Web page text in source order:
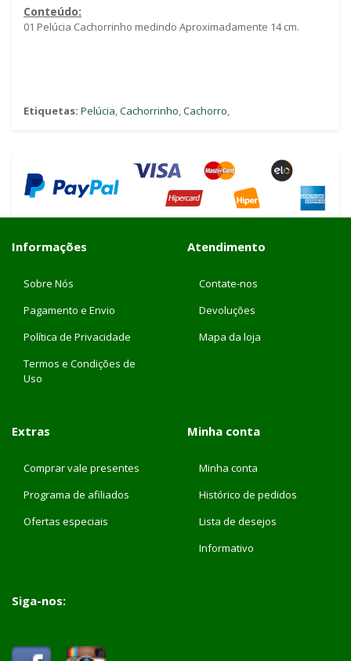
Conteúdo:
01 Pelúcia Cachorrinho medindo Aproximadamente 14 cm.
Etiquetas: Pelúcia,Cachorrinho,Cachorro,
Informações
Sobre Nós
Pagamento e Envio
Política de Privacidade
Termos e Condições de
Uso
Atendimento
Contate-nos
Devoluções
Mapa da loja
Extras
Comprar vale presentes
Programa de afiliados
Ofertas especiais
Minha conta
Minha conta
Histórico de pedidos
Lista de desejos
Informativo
Siga-nos: